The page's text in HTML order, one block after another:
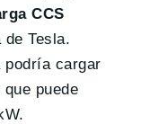
CCS
Tesla.
podría cargar
puede